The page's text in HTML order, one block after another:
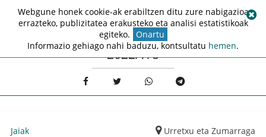
2022/7/8
Jaiak Urretxu eta Zumarraga
Webgune honek cookie-ak erabiltzen ditu zure nabigazioa
errazteko, publizitatea erakusteko eta analisi estatistikoak
egiteko. Onartu
Informazio gehiago nahi baduzu, kontsultatu hemen.